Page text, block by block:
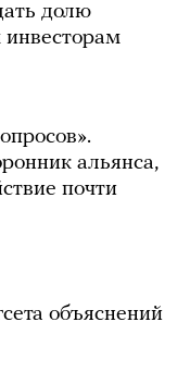
долю
альянса,
почти
объяснений